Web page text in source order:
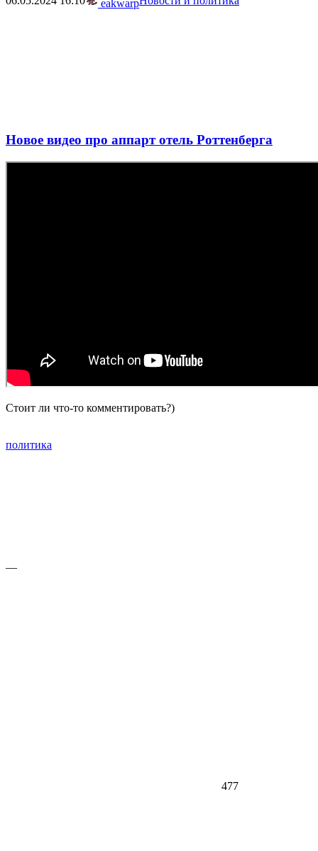
eakwarp
Новое видео про аппарт отель Роттенберга
Стоит ли что-то комментировать?)
политика
—
477